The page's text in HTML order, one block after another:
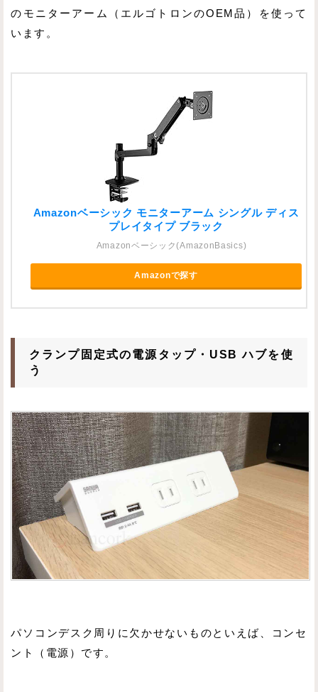
のモニターアーム（エルゴトロンのOEM品）を使って
います。
Amazonベーシック モニターアーム シングル ディス
プレイタイプ ブラック
Amazonベーシック(AmazonBasics)
Amazonで探す
クランプ固定式の電源タップ・USB ハブを使
う
パソコンデスク周りに欠かせないものといえば、コンセ
ント（電源）です。